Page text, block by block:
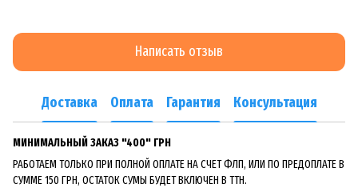
Написать отзыв
Доставка Оплата Гарантия Консультация
МИНИМАЛЬНЫЙ ЗАКАЗ "400" ГРН
РАБОТАЕМ ТОЛЬКО ПРИ ПОЛНОЙ ОПЛАТЕ НА СЧЕТ ФЛП, ИЛИ ПО ПРЕДОПЛАТЕ В
СУММЕ 150 ГРН, ОСТАТОК СУМЫ БУДЕТ ВКЛЮЧЕН В ТТН.